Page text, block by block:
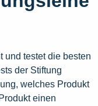
und testet die besten
der Stiftung
welches Produkt
einen